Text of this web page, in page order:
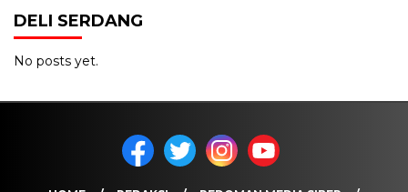
DELI SERDANG
No posts yet.